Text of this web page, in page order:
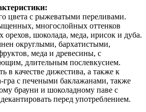
цвета с рыжеватыми переливами.
многослойных оттенков
шоколада, меда, ирисок и дуба.
округлыми, бархатистыми,
меда и древесины, с
длительным послевкусием.
в качестве дижестива, а также к
с печеными баклажанами, также
брауни и шоколадному паве с
перед употреблением.